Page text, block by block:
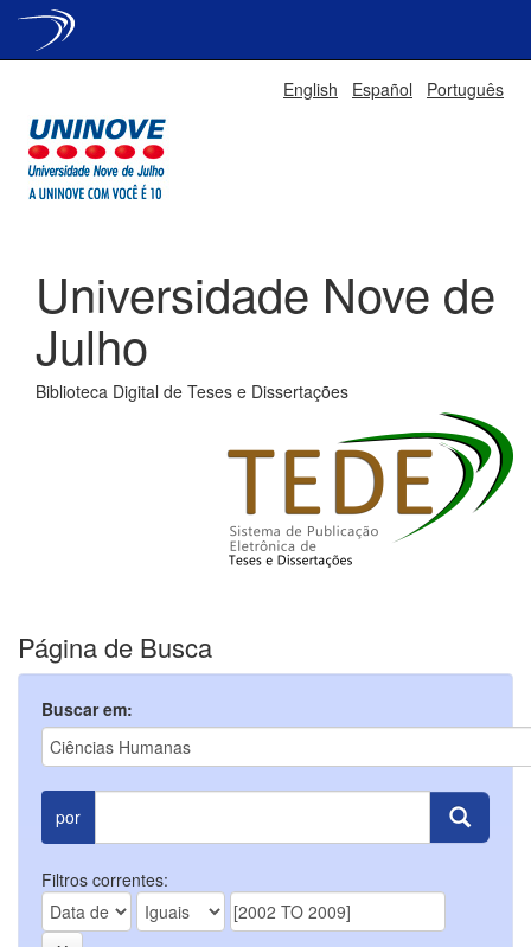
English Español Português
Universidade Nove de
Julho
Biblioteca Digital de Teses e Dissertações
Página de Busca
Buscar em:
por
Filtros correntes: